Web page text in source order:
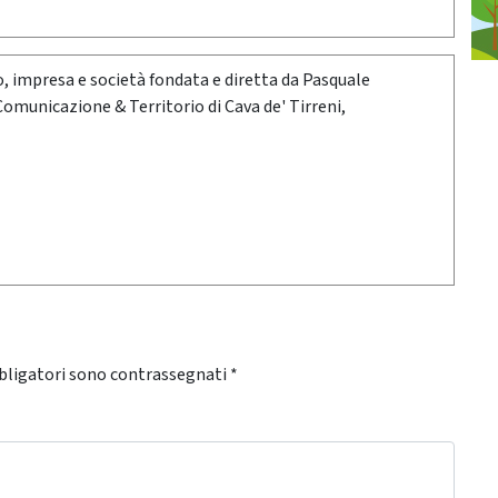
e società fondata e diretta da Pasquale
& Territorio di Cava de' Tirreni,
sono contrassegnati *